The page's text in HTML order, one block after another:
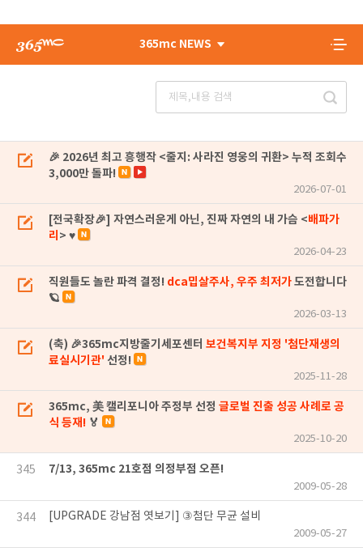
365mc NEWS
🎉 2026년 최고 흥행작 <줄지: 사라진 영웅의 귀환> 누적 조회수
3,000만 돌파!
2026-07-01
[전국확장🎉] 자연스러운게 아닌, 진짜 자연의 내 가슴 <배파가
리 > ♥
2026-04-23
직원들도 놀란 파격 결정! dca밉살주사, 우주 최저가도전합니다
🪐
2026-03-13
(축) 🎉365mc지방줄기세포센터 보건복지부 지정 '첨단재생의
료실시기관' 선정!
2025-11-28
365mc, 美 캘리포니아 주정부 선정 글로벌 진출 성공 사례로 공
식 등재! 🏅
2025-10-20
345 7/13, 365mc 21호점 의정부점 오픈!
2009-05-28
344 [UPGRADE 강남점 엿보기] ③첨단 무균 설비
2009-05-27